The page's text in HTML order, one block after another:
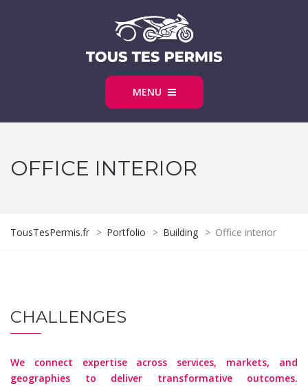
MENU
OFFICE INTERIOR
TousTesPermis.fr > Portfolio > Building > Office interior
CHALLENGES
We connect expertise across services, markets, and
geographies to deliver transformative outcomes.